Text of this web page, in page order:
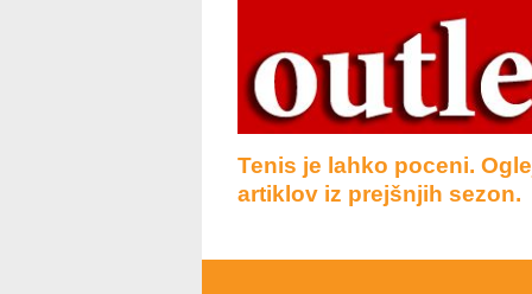
Tenis je lahko poceni.
artiklov iz prejšnjih sezon.